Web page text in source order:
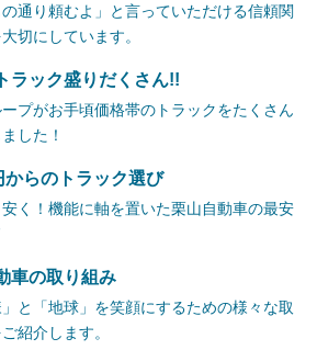
の通り頼むよ」と言っていただける信頼関
切にしています。
ラック盛りだくさん!!
プがお手頃価格帯のトラックをたくさん
した！
からのトラック選び
安く！機能に軸を置いた栗山自動車の最安
車の取り組み
」と「地球」を笑顔にするための様々な取
紹介します。